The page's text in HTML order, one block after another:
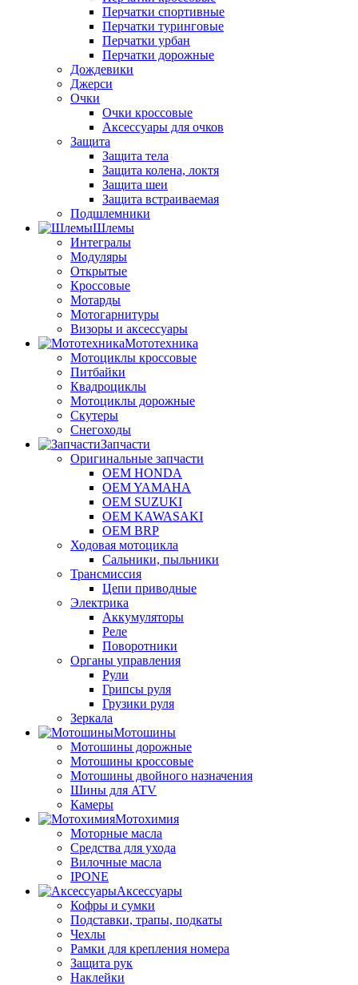
Перчатки спортивные
Перчатки туринговые
Перчатки урбан
Перчатки дорожные
Дождевики
Джерси
Очки
Очки кроссовые
Аксессуары для очков
Защита
Защита тела
Защита колена, локтя
Защита шеи
Защита встраиваемая
Подшлемники
Шлемы
Интегралы
Модуляры
Открытые
Кроссовые
Мотарды
Мотогарнитуры
Визоры и аксессуары
Мототехника
Мотоциклы кроссовые
Питбайки
Квадроциклы
Мотоциклы дорожные
Скутеры
Снегоходы
Запчасти
Оригинальные запчасти
OEM HONDA
OEM YAMAHA
OEM SUZUKI
OEM KAWASAKI
OEM BRP
Ходовая мотоцикла
Сальники, пыльники
Трансмиссия
Цепи приводные
Электрика
Аккумуляторы
Реле
Поворотники
Органы управления
Рули
Грипсы руля
Грузики руля
Зеркала
Мотошины
Мотошины дорожные
Мотошины кроссовые
Мотошины двойного назначения
Шины для ATV
Камеры
Мотохимия
Моторные масла
Средства для ухода
Вилочные масла
IPONE
Аксессуары
Кофры и сумки
Подставки, трапы, подкаты
Чехлы
Рамки для крепления номера
Защита рук
Наклейки